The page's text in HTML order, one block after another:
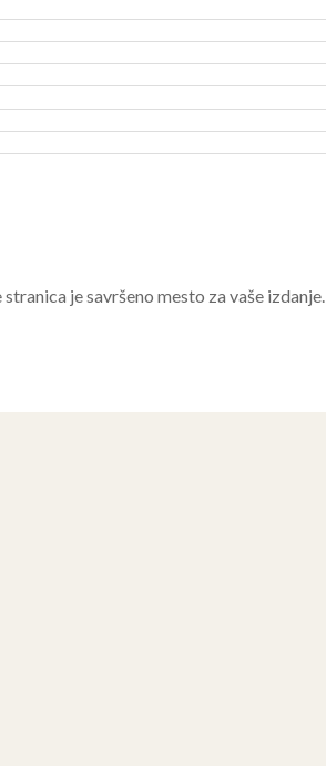
je savršeno mesto za vaše izdanje.